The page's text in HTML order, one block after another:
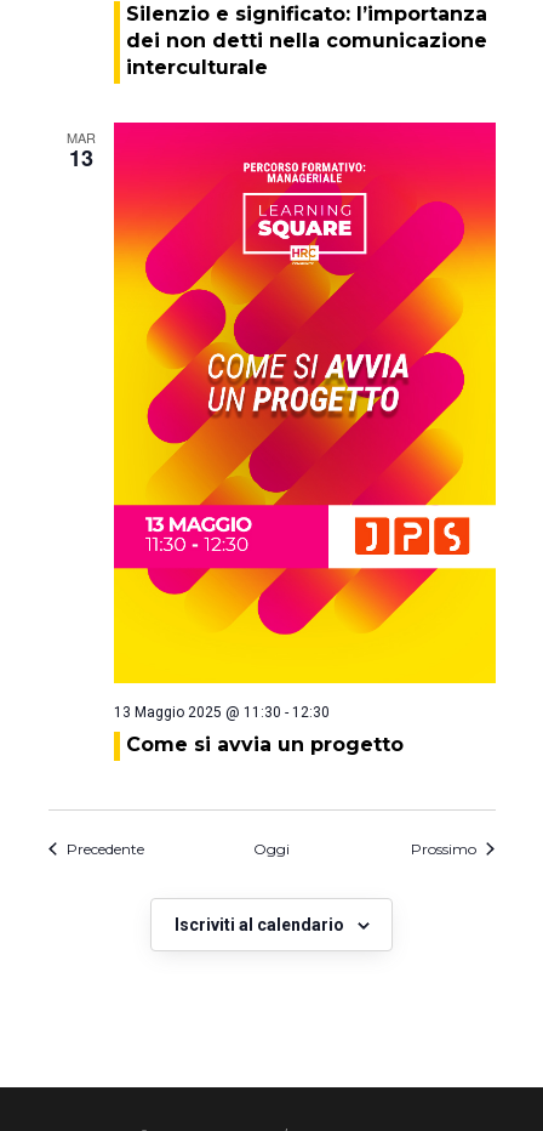
Silenzio e significato: l’importanza
dei non detti nella comunicazione
interculturale
MAR
13
13 Maggio 2025 @ 11:30 - 12:30
Come si avvia un progetto
PrecedenteEventi Oggi ProssimoEventi
Iscriviti al calendario